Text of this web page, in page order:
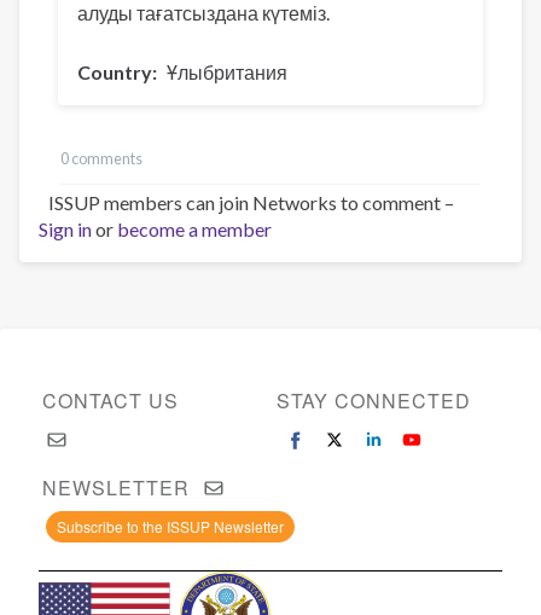
алуды тағатсыздана күтеміз.
Country Ұлыбритания
0 comments
ISSUP members can join Networks to comment –
Sign inor become a member
CONTACT US STAY CONNECTED
NEWSLETTER
Subscribe to the ISSUP Newsletter